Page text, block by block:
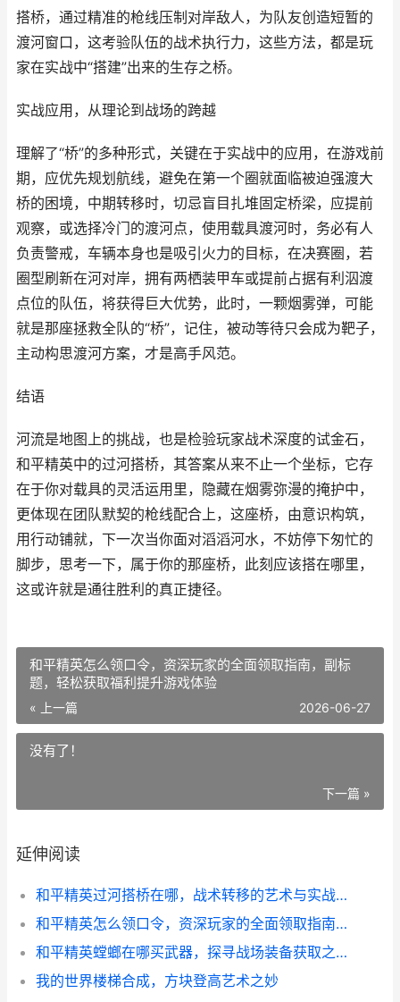
搭桥，通过精准的枪线压制对岸敌人，为队友创造短暂的
渡河窗口，这考验队伍的战术执行力，这些方法，都是玩
家在实战中“搭建”出来的生存之桥。
实战应用，从理论到战场的跨越
理解了“桥”的多种形式，关键在于实战中的应用，在游戏前
期，应优先规划航线，避免在第一个圈就面临被迫强渡大
桥的困境，中期转移时，切忌盲目扎堆固定桥梁，应提前
观察，或选择冷门的渡河点，使用载具渡河时，务必有人
负责警戒，车辆本身也是吸引火力的目标，在决赛圈，若
圈型刷新在河对岸，拥有两栖装甲车或提前占据有利泅渡
点位的队伍，将获得巨大优势，此时，一颗烟雾弹，可能
就是那座拯救全队的“桥”，记住，被动等待只会成为靶子，
主动构思渡河方案，才是高手风范。
结语
河流是地图上的挑战，也是检验玩家战术深度的试金石，
和平精英中的过河搭桥，其答案从来不止一个坐标，它存
在于你对载具的灵活运用里，隐藏在烟雾弥漫的掩护中，
更体现在团队默契的枪线配合上，这座桥，由意识构筑，
用行动铺就，下一次当你面对滔滔河水，不妨停下匆忙的
脚步，思考一下，属于你的那座桥，此刻应该搭在哪里，
这或许就是通往胜利的真正捷径。
和平精英怎么领口令，资深玩家的全面领取指南，副标
题，轻松获取福利提升游戏体验
« 上一篇 2026-06-27
没有了！
下一篇 »
延伸阅读
和平精英过河搭桥在哪，战术转移的艺术与实战寻踪
和平精英怎么领口令，资深玩家的全面领取指南，副标题，轻松获取福利提升游戏体验
和平精英螳螂在哪买武器，探寻战场装备获取之道
我的世界楼梯合成，方块登高艺术之妙